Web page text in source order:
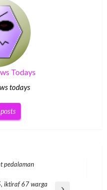
Todays
todays
pedalaman
iktiraf 67 warga